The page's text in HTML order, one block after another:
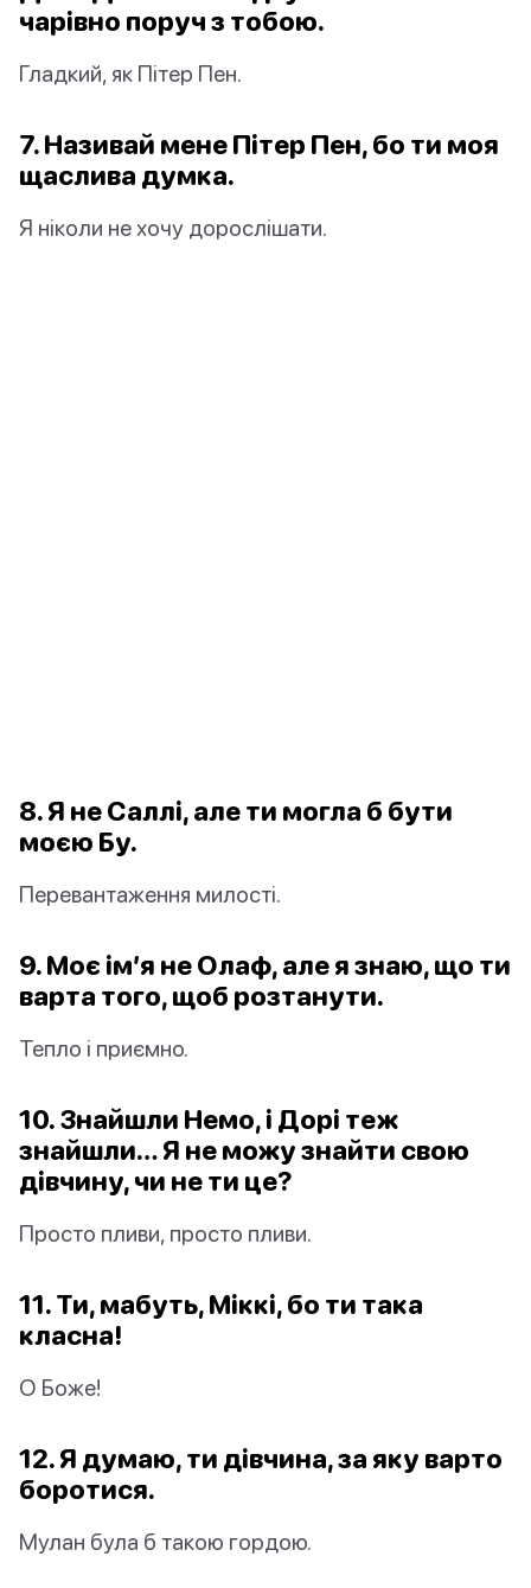
чарівно поруч з тобою.
Гладкий, як Пітер Пен.
7. Називай мене Пітер Пен, бо ти моя
щаслива думка.
Я ніколи не хочу дорослішати.
8. Я не Саллі, але ти могла б бути
моєю Бу.
Перевантаження милості.
9. Моє ім’я не Олаф, але я знаю, що ти
варта того, щоб розтанути.
Тепло і приємно.
10. Знайшли Немо, і Дорі теж
знайшли… Я не можу знайти свою
дівчину, чи не ти це?
Просто пливи, просто пливи.
11. Ти, мабуть, Міккі, бо ти така
класна!
О Боже!
12. Я думаю, ти дівчина, за яку варто
боротися.
Мулан була б такою гордою.